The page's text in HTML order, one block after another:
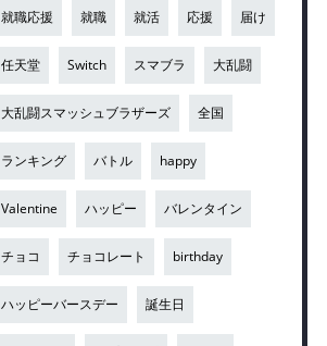
就職応援 就職 就活 応援 届け
任天堂 Switch スマブラ 大乱闘
大乱闘スマッシュブラザーズ 全国
ランキング バトル happy
Valentine ハッピー バレンタイン
チョコ チョコレート birthday
ハッピーバースデー 誕生日